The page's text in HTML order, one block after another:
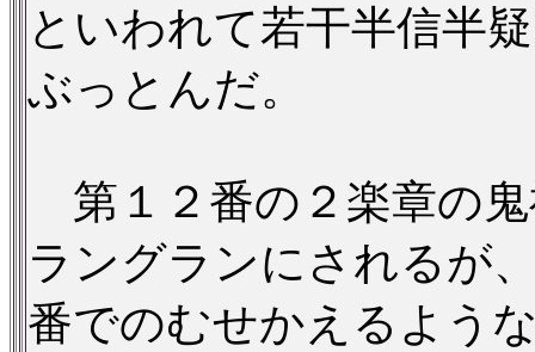
といわれて若干半信半
ぶっとんだ。
第１２番の２楽章の
ラングランにされるが
番でのむせかえるよう